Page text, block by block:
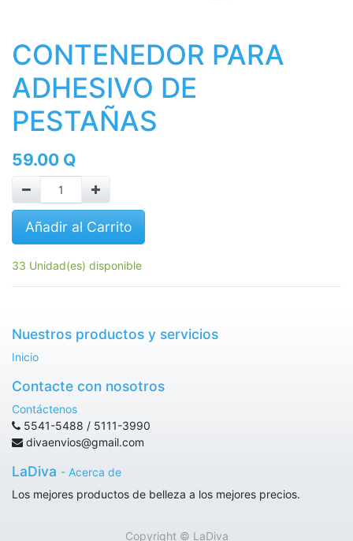
CONTENEDOR PARA
ADHESIVO DE
PESTAÑAS
59.00 Q
Añadir al Carrito
33 Unidad(es) disponible
Nuestros productos y servicios
Inicio
Contacte con nosotros
Contáctenos
5541-5488 / 5111-3990
divaenvios@gmail.com
LaDiva - Acerca de
Los mejores productos de belleza a los mejores precios.
Copyright © LaDiva